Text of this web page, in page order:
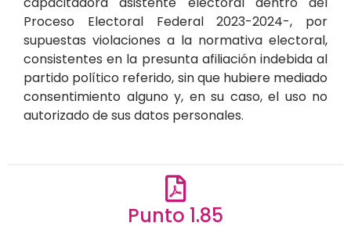
Proceso Electoral Federal 2023-2024-, por
supuestas violaciones a la normativa electoral,
consistentes en la presunta afiliación indebida al
partido político referido, sin que hubiere mediado
consentimiento alguno y, en su caso, el uso no
autorizado de sus datos personales.
Punto 1.85